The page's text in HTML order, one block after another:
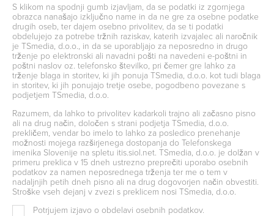
Nosilec vzdržuje iTIS tako, da je praviloma dostopen za sprotno
uporabo 24 ur na dan in vse dneve v letu. Nosilec si pridržuje
pravico do krajših ustavitev v dostopu do iTIS zaradi tehničnih
razlogov vzdrževanja in zamenjave opreme.
3. Način dostopa
Do iTIS je mogoče dostopati v treh različnih nivojih:
Nivo ENOSTAVNO ISKANJE (anonimen dostop in brezplačen
dostop do omejenih vsebin iTIS)
Nivo BREZPLAČNA REGISTRACIJA (potrebna registracija z
navedbo svojih podatkov ter soglasje za prejemanje
komercialnih sporočil po e-pošti; omogočen dostop do
razširjenih vsebin iTIS)
Nivo NAPREDNO ISKANJE (potrebno skleniti naročniško
razmerje za storitev iTIS ter plačevanje storitve po ceniku;
neomejen dostop za čas trajanja naročnine v skladu z ostalimi
členi splošnih pogojev o uporabi iTIS)
S klikom na spodnji gumb izjavljam, da se podatki iz zgornjega
obrazca nanašajo izključno name in da ne gre za osebne podatke
drugih oseb, ter dajem osebno privolitev, da se ti podatki
obdelujejo za potrebe tržnih raziskav, katerih izvajalec ali naročnik
je TSmedia, d.o.o., in da se uporabljajo za neposredno in drugo
trženje po elektronski ali navadni pošti na navedeni e-poštni in
poštni naslov oz. telefonsko številko, pri čemer gre lahko za
trženje blaga in storitev, ki jih ponuja TSmedia, d.o.o. kot tudi blaga
in storitev, ki jih ponujajo tretje osebe, pogodbeno povezane s
podjetjem TSmedia, d.o.o.
Razumem, da lahko to privolitev kadarkoli trajno ali začasno pisno
ali na drug način, določen s strani podjetja TSmedia, d.o.o.
prekličem, vendar bo imelo to lahko za posledico prenehanje
možnosti mojega razširjenega dostopanja do Telefonskega
imenika Slovenije na spletu itis.siol.net. TSmedia, d.o.o. je dolžan v
primeru preklica v 15 dneh ustrezno preprečiti uporabo osebnih
podatkov za namen neposrednega trženja ter me o tem v
nadaljnjih petih dneh pisno ali na drug dogovorjen način obvestiti.
Stroške vseh dejanj v zvezi s preklicem nosi TSmedia, d.o.o.
Potrjujem izjavo o obdelavi osebnih podatkov.